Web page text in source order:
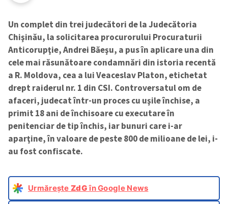
Un complet din trei judecători de la Judecătoria
Chişinău, la solicitarea procurorului Procuraturii
Anticorupţie, Andrei Băeşu, a pus în aplicare una din
cele mai răsunătoare condamnări din istoria recentă
a R. Moldova, cea a lui Veaceslav Platon, etichetat
drept raiderul nr. 1 din CSI. Controversatul om de
afaceri, judecat într-un proces cu uşile închise, a
primit 18 ani de închisoare cu executare în
penitenciar de tip închis, iar bunuri care i-ar
aparţine, în valoare de peste 800 de milioane de lei, i-
au fost confiscate.
Urmărește ZdGîn Google News